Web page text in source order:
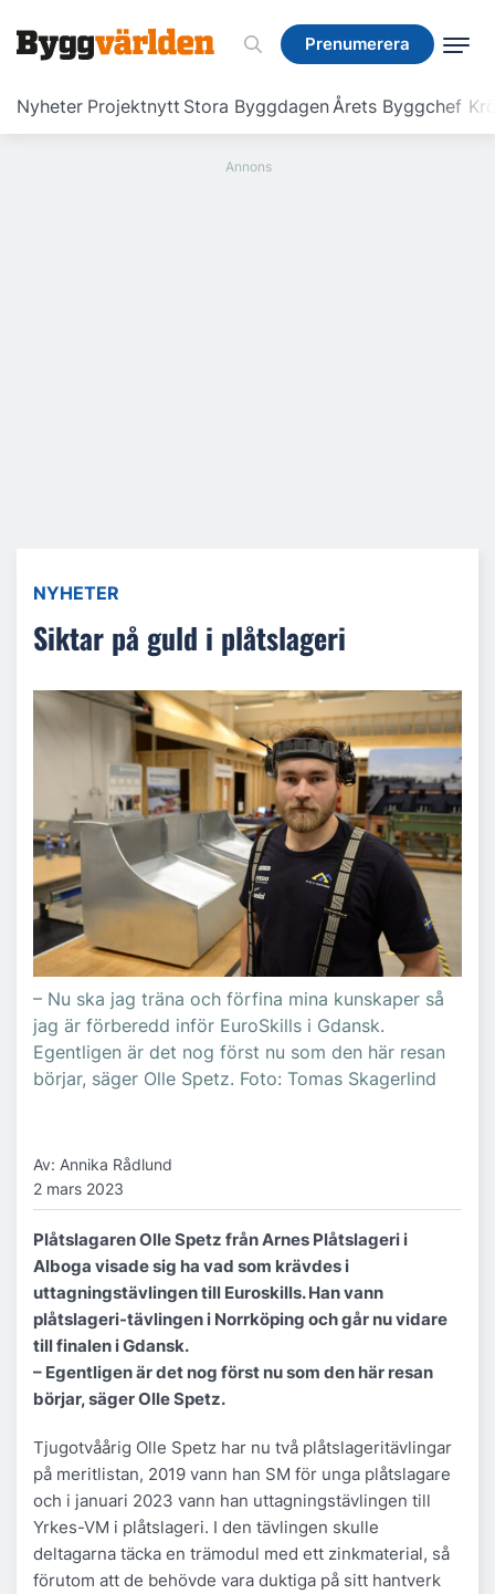
Prenumerera
Nyheter Projektnytt Stora ByggdagenÅrets Byggchef
Prenumerera
NYHETER
Siktar på guld i plåtslageri
– Nu ska jag träna och förfina mina kunskaper så
jag är förberedd inför EuroSkills i Gdansk.
Egentligen är det nog först nu som den här resan
börjar, säger Olle Spetz. Foto: Tomas Skagerlind
Av: Annika Rådlund
2 mars 2023
Plåtslagaren Olle Spetz från Arnes Plåtslageri i
Alboga visade sig ha vad som krävdes i
uttagningstävlingen till Euroskills. Han vann
plåtslageri-tävlingen i Norrköping och går nu vidare
till finalen i Gdansk.
– Egentligen är det nog först nu som den här resan
börjar, säger Olle Spetz.
Tjugotvåårig Olle Spetz har nu två plåtslageritävlingar
på meritlistan, 2019 vann han SM för unga plåtslagare
och i januari 2023 vann han uttagningstävlingen till
Yrkes-VM i plåtslageri. I den tävlingen skulle
deltagarna täcka en trämodul med ett zinkmaterial, så
förutom att de behövde vara duktiga på sitt hantverk